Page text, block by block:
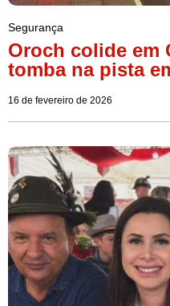
Segurança
Oroch colide em
tomba na pista
16 de fevereiro de 2026